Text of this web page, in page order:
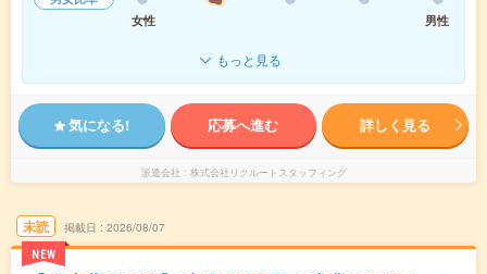
女性
男性
もっと見る
気になる! 応募へ進む 詳しく見る
派遣会社 株式会社リクルートスタッフィング
未読
NEW
掲載日 2026/08/07